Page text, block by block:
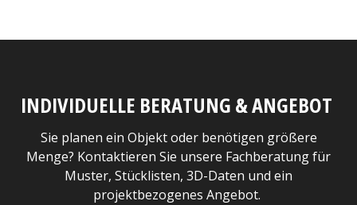
INDIVIDUELLE BERATUNG & ANGEBOT
Sie planen ein Objekt oder benötigen größere
Menge? Kontaktieren Sie unsere Fachberatung für
Muster, Stücklisten, 3D-Daten und ein
projektbezogenes Angebot.